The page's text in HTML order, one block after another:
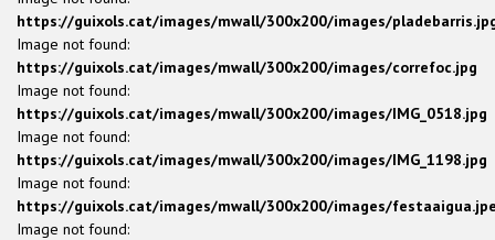
https://guixols.cat/images/mwall/300x200/images/
Image not found:
https://guixols.cat/images/mwall/300x200/images/correfoc.jpg
Image not found:
https://guixols.cat/images/mwall/300x200/images/IMG_0518.jpg
Image not found:
https://guixols.cat/images/mwall/300x200/images/IMG_1198.jpg
Image not found:
https://guixols.cat/images/mwall/300x200/images/
Image not found: